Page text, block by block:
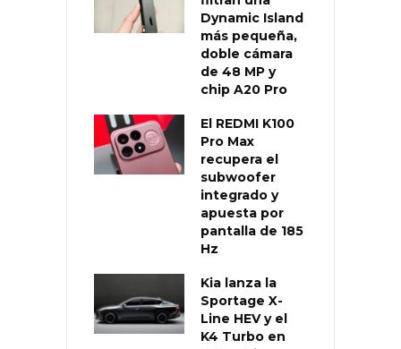
Dynamic Island
más pequeña,
doble cámara
de 48 MP y
chip A20 Pro
El REDMI K100
Pro Max
recupera el
subwoofer
integrado y
apuesta por
pantalla de 185
Hz
Kia lanza la
Sportage X-
Line HEV y el
K4 Turbo en